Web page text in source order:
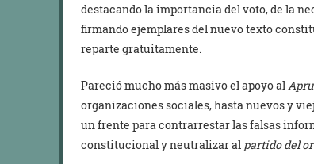
destacando la importancia del voto, de la
firmando ejemplares del nuevo texto
reparte gratuitamente.
Pareció mucho más masivo el apoyo al
organizaciones sociales, hasta nuevos y
un frente para contrarrestar las falsas
constitucional y neutralizar al partido del